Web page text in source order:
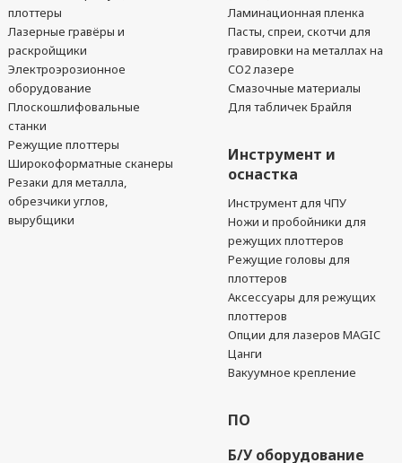
плоттеры
Лазерные гравёры и
раскройщики
Электроэрозионное
оборудование
Плоскошлифовальные
станки
Режущие плоттеры
Широкоформатные сканеры
Резаки для металла,
обрезчики углов,
вырубщики
Ламинационная пленка
Пасты, спреи, скотчи для
гравировки на металлах на
CO2 лазере
Смазочные материалы
Для табличек Брайля
Инструмент и
оснастка
Инструмент для ЧПУ
Ножи и пробойники для
режущих плоттеров
Режущие головы для
плоттеров
Аксессуары для режущих
плоттеров
Опции для лазеров MAGIC
Цанги
Вакуумное крепление
ПО
Б/У оборудование